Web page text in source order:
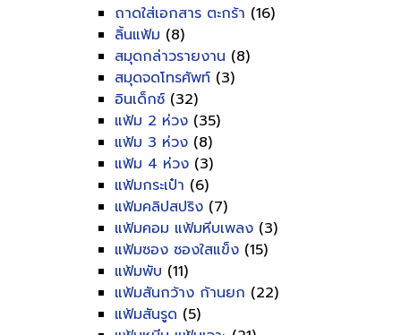
ถาดใส่เอกสาร ตะกร้า (16)
ลิ้นแฟ้ม (8)
สมุดกล่าวรายงาน (8)
สมุดจดโทรศัพท์ (3)
อินเด็กซ์ (32)
แฟ้ม 2 ห่วง (35)
แฟ้ม 3 ห่วง (8)
แฟ้ม 4 ห่วง (3)
แฟ้มกระเป๋า (6)
แฟ้มคลิปสปริง (7)
แฟ้มคอม แฟ้มหีบเพลง (3)
แฟ้มซอง ซองใสแข็ง (15)
แฟ้มพับ (11)
แฟ้มสันกว้าง ก้านยก (22)
แฟ้มสันรูด (5)